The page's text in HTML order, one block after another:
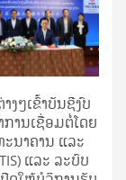
ໆເຂົ້າບັນຊີງົບ
ານເຊື່ອມຕໍ່ໂດຍ
ນາຄານ ແລະ
ແລະ ລະບົບ